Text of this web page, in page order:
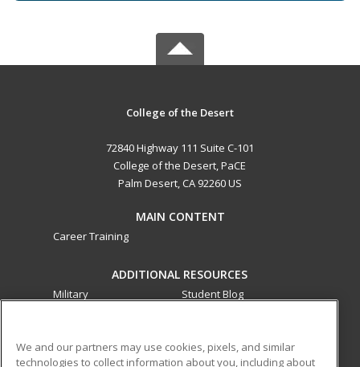
College of the Desert
72840 Highway 111 Suite C-101
College of the Desert, PaCE
Palm Desert, CA 92260 US
MAIN CONTENT
Career Training
ADDITIONAL RESOURCES
Military
Student Blog
We and our partners may use cookies, pixels, and similar
technologies to collect information about you, including about